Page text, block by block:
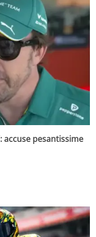
accuse pesantissime